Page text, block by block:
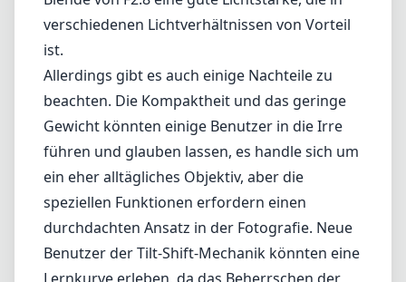
Eine der herausragenden Eigenschaften des Superrotators ist seine
Fähigkeit zu kippen und zu verschieben, was es ermöglicht, die
Fokusebene zu manipulieren und konvergierende Linien in der
Architektur zu korrigieren. Dies macht es zu einem hervorragenden
Werkzeug, um Bilder mit verbesserter Tiefe und Dimension zu
schaffen. Die Brennweite von 80 mm ist vielseitig genug für
verschiedene Aufnahmeszenarien, was es zu einer soliden Wahl für
diejenigen macht, die sowohl mit Porträt- als auch mit
Die Verarbeitungsqualität des Objektivs ist bemerkenswert, mit
einem robusten Gehäuse, das sich in der Hand langlebig anfühlt.
Die Bedienelemente für Kippen und Verschieben sind geschmeidig
und präzise, was feine Anpassungen ermöglicht, die entscheidend
sein können, um den gewünschten Look für Ihre Bilder zu
erreichen. Darüber hinaus bietet die maximale Blende von F2.8 eine
gute Lichtstärke, die in verschiedenen Lichtverhältnissen von Vorteil